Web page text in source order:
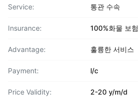
Service: 통관 수속
Insurance: 100%화물 보험
Advantage: 훌륭한 서비스
Payment: l/c
Price Validity: 2-20 y/m/d